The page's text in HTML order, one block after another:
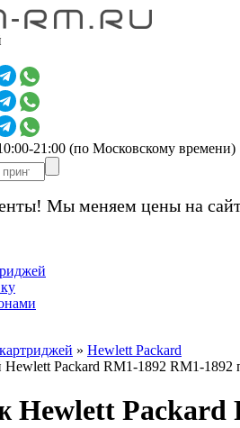
21:00 (по Московскому времени)
Мы меняем цены на
» Hewlett Packard
Packard RM1-1892 RM1-
Hewlett Packard